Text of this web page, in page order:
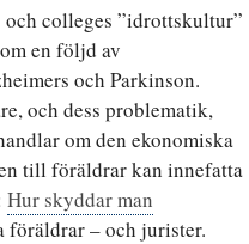
och colleges ”idrottskultur”
en följd av
och Parkinson.
och dess problematik,
om den ekonomiska
till föräldrar kan innefatta
Hur skyddar man
föräldrar – och jurister.